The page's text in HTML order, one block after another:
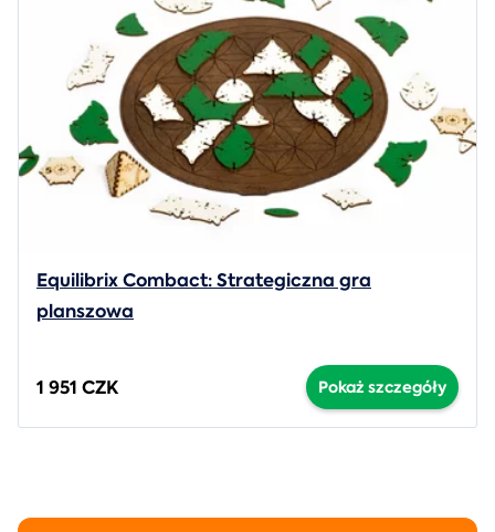
Equilibrix Combact: Strategiczna gra
planszowa
1 951 CZK Pokaż szczegóły